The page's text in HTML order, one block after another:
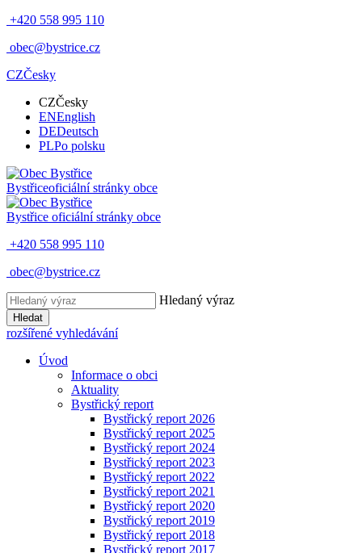
+420 558 995 110
obec@bystrice.cz
CZČesky
CZČesky
ENEnglish
DEDeutsch
PLPo polsku
Bystřiceoficiální stránky obce
Bystřice oficiální stránky obce
+420 558 995 110
obec@bystrice.cz
Hledaný výraz
Hledat
rozšířené vyhledávání
Úvod
Informace o obci
Aktuality
Bystřický report
Bystřický report 2026
Bystřický report 2025
Bystřický report 2024
Bystřický report 2023
Bystřický report 2022
Bystřický report 2021
Bystřický report 2020
Bystřický report 2019
Bystřický report 2018
Bystřický report 2017